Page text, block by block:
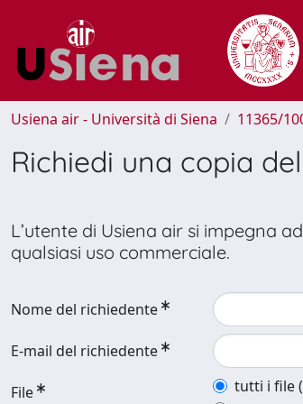
Usiena air - Università di Siena 11365/
Richiedi una copia
L’utente di Usiena air si impegna
qualsiasi uso commerciale.
Nome del richiedente
E-mail del richiedente
File
tutti i file